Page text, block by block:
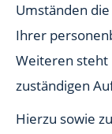
Umständen
Ihrer
Weiteren steht
zuständigen
Hierzu sowie